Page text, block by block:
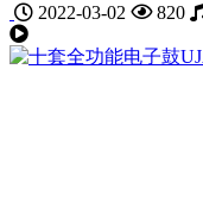
2022-03-02
820